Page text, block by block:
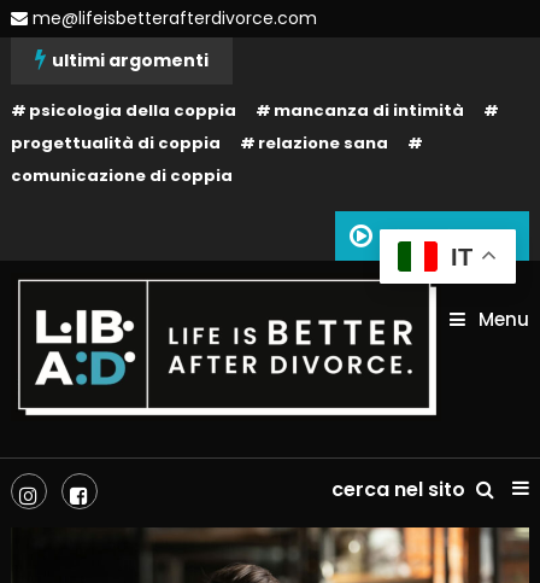
Skipme@lifeisbetterafterdivorce.com
ultimi argomenti
psicologia della coppia
mancanza di intimità
progettualità di coppia
relazione sana
comunicazione di coppia
Siamo in onda
Life is better after divorce –
LIBAD
Menu
cerca nel sito
IT